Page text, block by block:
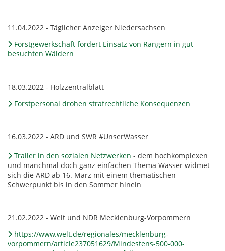
11.04.2022 - Täglicher Anzeiger Niedersachsen
Forstgewerkschaft fordert Einsatz von Rangern in gut
besuchten Wäldern
18.03.2022 - Holzzentralblatt
Forstpersonal drohen strafrechtliche Konsequenzen
16.03.2022 - ARD und SWR #UnserWasser
Trailer in den sozialen Netzwerken - dem hochkomplexen
und manchmal doch ganz einfachen Thema Wasser widmet
sich die ARD ab 16. März mit einem thematischen
Schwerpunkt bis in den Sommer hinein
21.02.2022 - Welt und NDR Mecklenburg-Vorpommern
https://www.welt.de/regionales/mecklenburg-
vorpommern/article237051629/Mindestens-500-000-